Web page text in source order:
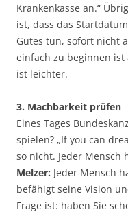
Krankenkasse an.“
ist, dass das
Gutes tun, sofort nicht
einfach zu beginnen ist
ist leichter.
3. Machbarkeit prüfen
Eines Tages
spielen? „If you can
so nicht. Jeder Mensch
Melzer: Jeder Mensch
befähigt seine Vision
Frage ist: haben Sie